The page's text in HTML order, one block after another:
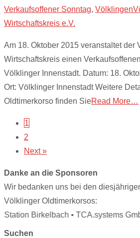
Verkaufsoffener Sonntag, Völklingen
Wirtschaftskreis e.V.
Am 18. Oktober 2015 veranstaltet der
Wirtschaftskreis einen
Völklinger Innenstadt. Datum: 18.
Ort: Völklinger Innenstadt Weitere
Oldtimerkorso finden SieRead More…
Posts
navigation
1
2
Next »
Danke an die Sponsoren
Wir bedanken uns bei den
Völklinger Oldtimerkorsos:
Birkelbach • TCA.systems
Suchen